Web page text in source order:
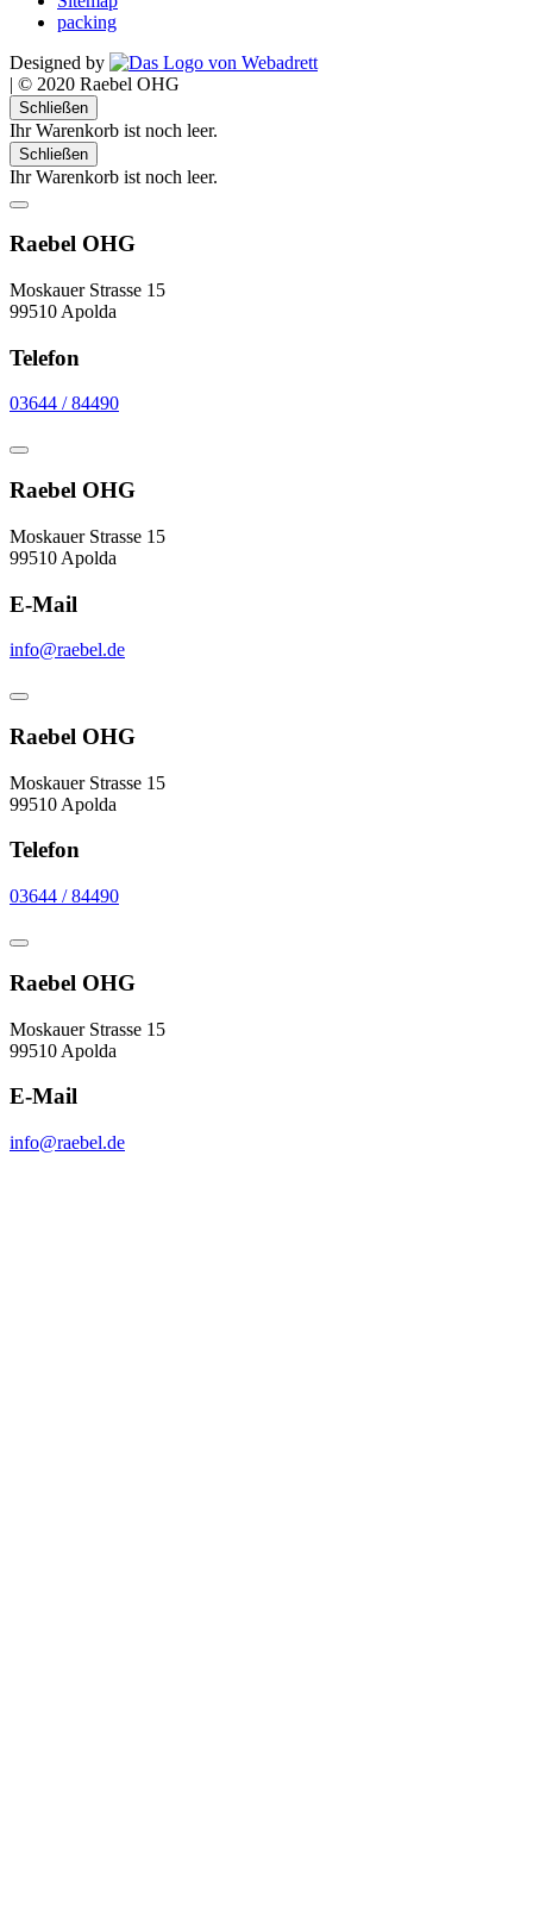
packing
Designed by
| © 2020 Raebel OHG
Schließen
Ihr Warenkorb ist noch leer.
Schließen
Ihr Warenkorb ist noch leer.
Raebel OHG
Moskauer Strasse 15
99510 Apolda
Telefon
03644 / 84490
Raebel OHG
Moskauer Strasse 15
99510 Apolda
E-Mail
info@raebel.de
Raebel OHG
Moskauer Strasse 15
99510 Apolda
Telefon
03644 / 84490
Raebel OHG
Moskauer Strasse 15
99510 Apolda
E-Mail
info@raebel.de